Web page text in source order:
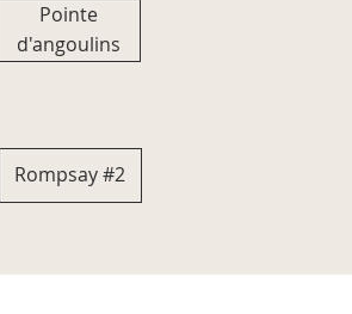
Pointe
d'angoulins
Rompsay #2